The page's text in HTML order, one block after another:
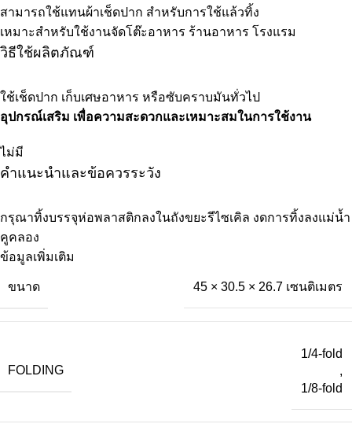
สามารถใช้แทนผ้าเช็ดปาก สำหรับการใช้แล้วทิ้ง
เหมาะสำหรับใช้งานจัดโต๊ะอาหาร ร้านอาหาร โรงแรม
วิธีใช้ผลิตภัณฑ์
ใช้เช็ดปาก เก็บเศษอาหาร หรือซับคราบมันทั่วไป
อุปกรณ์เสริม เพื่อความสะดวกและเหมาะสมในการใช้งาน
ไม่มี
คำแนะนำและข้อควรระวัง
กรุณาทิ้งบรรจุห่อพลาสติกลงในถังขยะรีไซเคิล งดการทิ้งลงแม่น้ำ
คูคลอง
ข้อมูลเพิ่มเติม
ขนาด 45 × 30.5 × 26.7 เซนติเมตร
FOLDING
1/4-fold
,
1/8-fold